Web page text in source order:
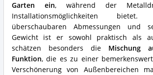
Garten ein, während der
Installationsmöglichkeiten
überschaubaren Abmessungen und
Gewicht ist er sowohl praktisch als
schätzen besonders die Mischung
Funktion, die es zu einer
Verschönerung von Außenbereichen